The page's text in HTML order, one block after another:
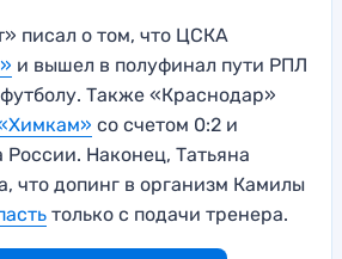
писал о том, что ЦСКА
и вышел в полуфинал пути РПЛ
Также «Краснодар»
со счетом 0:2 и
России. Наконец, Татьяна
что допинг в организм Камилы
только с подачи тренера.